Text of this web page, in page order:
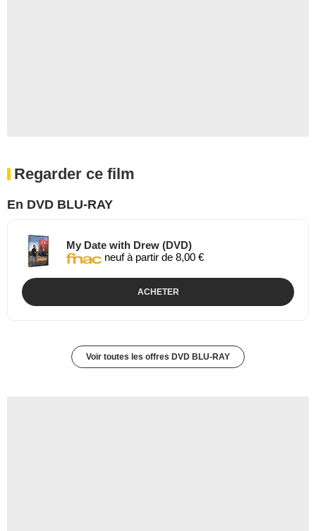
Regarder ce film
En DVD BLU-RAY
My Date with Drew (DVD)
neuf à partir de 8,00 €
ACHETER
Voir toutes les offres DVD BLU-RAY